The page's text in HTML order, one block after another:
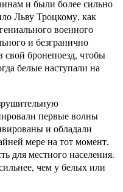
и были более сильно
Льву Троцкому, как
военного
и безгранично
свой бронепоезд, чтобы
белые наступали на
первые волны
и обладали
мере на тот момент,
для местного населения.
чем у белых или